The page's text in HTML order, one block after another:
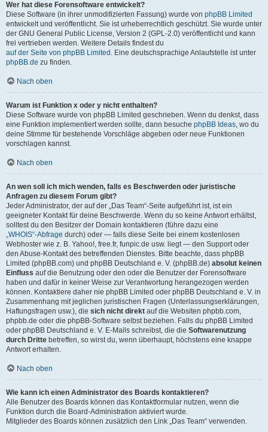
Wer hat diese Forensoftware entwickelt?
Diese Software (in ihrer unmodifizierten Fassung) wurde von phpBB Limited
entwickelt und veröffentlicht. Sie ist urheberrechtlich geschützt. Sie wurde unter
der GNU General Public License, Version 2 (GPL-2.0) veröffentlicht und kann
frei vertrieben werden. Weitere Details findest du
auf der Seite von phpBB Limited . Eine deutschsprachige Anlaufstelle ist unter
phpBB.de zu finden.
Nach oben
Warum ist Funktion x oder y nicht enthalten?
Diese Software wurde von phpBB Limited geschrieben. Wenn du denkst, dass
eine Funktion implementiert werden sollte, dann besuche phpBB Ideas, wo du
deine Stimme für bestehende Vorschläge abgeben oder neue Funktionen
vorschlagen kannst.
Nach oben
An wen soll ich mich wenden, falls es Beschwerden oder juristische
Anfragen zu diesem Forum gibt?
Jeder Administrator, der auf der „Das Team“-Seite aufgeführt ist, ist ein
geeigneter Kontakt für deine Beschwerde. Wenn du so keine Antwort erhältst,
solltest du den Besitzer der Domain kontaktieren (führe dazu eine
„WHOIS“-Abfrage durch) oder — falls diese Seite bei einem kostenlosen
Webhoster wie z. B. Yahoo!, free.fr, funpic.de usw. liegt — den Support oder
den Abuse-Kontakt des betreffenden Dienstes. Bitte beachte, dass phpBB
Limited (phpBB.com) und phpBB Deutschland e. V. (phpBB.de) absolut keinen
Einfluss auf die Benutzung oder den oder die Benutzer der Forensoftware
haben und dafür in keiner Weise zur Verantwortung herangezogen werden
können. Kontaktiere daher nie phpBB Limited oder phpBB Deutschland e. V. in
Zusammenhang mit jeglichen juristischen Fragen (Unterlassungserklärungen,
Haftungsfragen usw.), die sich nicht direkt auf die Websiten phpbb.com,
phpbb.de oder die phpBB-Software selbst beziehen. Falls du phpBB Limited
oder phpBB Deutschland e. V. E-Mails schreibst, die die Softwarenutzung
durch Dritte betreffen, so wirst du, wenn überhaupt, höchstens eine knappe
Antwort erhalten.
Nach oben
Wie kann ich einen Administrator des Boards kontaktieren?
Alle Benutzer des Boards können das Kontaktformular nutzen, wenn die
Funktion durch die Board-Administration aktiviert wurde.
Mitglieder des Boards können zusätzlich den Link „Das Team“ verwenden.